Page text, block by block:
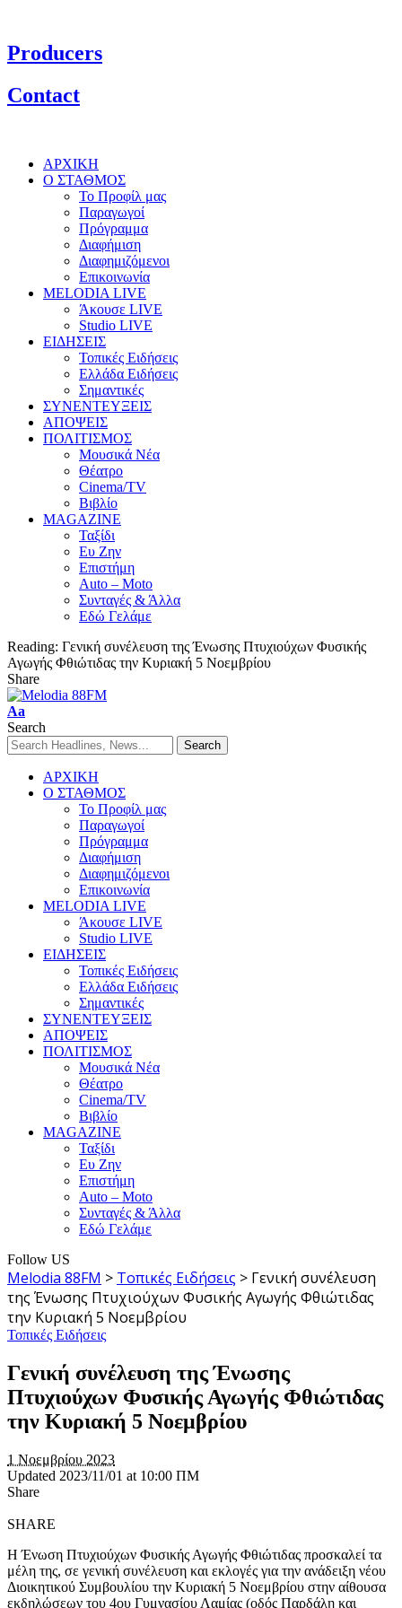
Producers
Contact
ΑΡΧΙΚΗ
Ο ΣΤΑΘΜΟΣ
Το Προφίλ μας
Παραγωγοί
Πρόγραμμα
Διαφήμιση
Διαφημιζόμενοι
Επικοινωνία
MELODIA LIVE
Άκουσε LIVE
Studio LIVE
ΕΙΔΗΣΕΙΣ
Τοπικές Ειδήσεις
Ελλάδα Ειδήσεις
Σημαντικές
ΣΥΝΕΝΤΕΥΞΕΙΣ
ΑΠΟΨΕΙΣ
ΠΟΛΙΤΙΣΜΟΣ
Μουσικά Νέα
Θέατρο
Cinema/TV
Βιβλίο
MAGAZINE
Ταξίδι
Ευ Ζην
Επιστήμη
Auto – Moto
Συνταγές & Άλλα
Εδώ Γελάμε
Reading: Γενική συνέλευση της Ένωσης Πτυχιούχων Φυσικής
Αγωγής Φθιώτιδας την Κυριακή 5 Νοεμβρίου
Share
Aa
Search
ΑΡΧΙΚΗ
Ο ΣΤΑΘΜΟΣ
Το Προφίλ μας
Παραγωγοί
Πρόγραμμα
Διαφήμιση
Διαφημιζόμενοι
Επικοινωνία
MELODIA LIVE
Άκουσε LIVE
Studio LIVE
ΕΙΔΗΣΕΙΣ
Τοπικές Ειδήσεις
Ελλάδα Ειδήσεις
Σημαντικές
ΣΥΝΕΝΤΕΥΞΕΙΣ
ΑΠΟΨΕΙΣ
ΠΟΛΙΤΙΣΜΟΣ
Μουσικά Νέα
Θέατρο
Cinema/TV
Βιβλίο
MAGAZINE
Ταξίδι
Ευ Ζην
Επιστήμη
Auto – Moto
Συνταγές & Άλλα
Εδώ Γελάμε
Follow US
Melodia 88FM > Τοπικές Ειδήσεις > Γενική συνέλευση
της Ένωσης Πτυχιούχων Φυσικής Αγωγής Φθιώτιδας
την Κυριακή 5 Νοεμβρίου
Τοπικές Ειδήσεις
Γενική συνέλευση της Ένωσης
Πτυχιούχων Φυσικής Αγωγής Φθιώτιδας
την Κυριακή 5 Νοεμβρίου
1 Νοεμβρίου 2023
Updated 2023/11/01 at 10:00 ΠΜ
Share
SHARE
Η Ένωση Πτυχιούχων Φυσικής Αγωγής Φθιώτιδας προσκαλεί τα
μέλη της, σε γενική συνέλευση και εκλογές για την ανάδειξη νέου
Διοικητικού Συμβουλίου την Κυριακή 5 Νοεμβρίου στην αίθουσα
εκδηλώσεων του 4ου Γυμνασίου Λαμίας (οδός Παρδάλη και